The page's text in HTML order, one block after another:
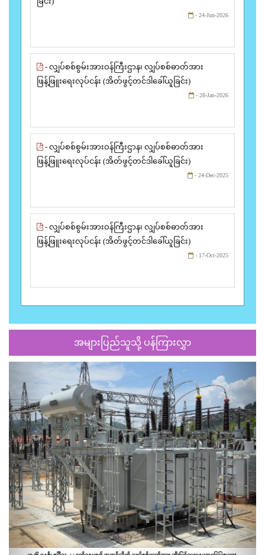
- 24-Jun-2026
- လျှပ်စစ်စွမ်းအားဝန်ကြီးဌာန၊ လျှပ်စစ်ဓာတ်အား
ဖြန့်ဖြူးရေးလုပ်ငန်း (အိတ်ဖွင့်တင်ဒါခေါ်ယူခြင်း)
- 28-Jan-2026
- လျှပ်စစ်စွမ်းအားဝန်ကြီးဌာန၊ လျှပ်စစ်ဓာတ်အား
ဖြန့်ဖြူးရေးလုပ်ငန်း (အိတ်ဖွင့်တင်ဒါခေါ်ယူခြင်း)
- 24-Dec-2025
- လျှပ်စစ်စွမ်းအားဝန်ကြီးဌာန၊ လျှပ်စစ်ဓာတ်အား
ဖြန့်ဖြူးရေးလုပ်ငန်း (အိတ်ဖွင့်တင်ဒါခေါ်ယူခြင်း)
- 17-Oct-2025
အများပြည်သူသို့ ပန်ကြားလွှာ
Previous